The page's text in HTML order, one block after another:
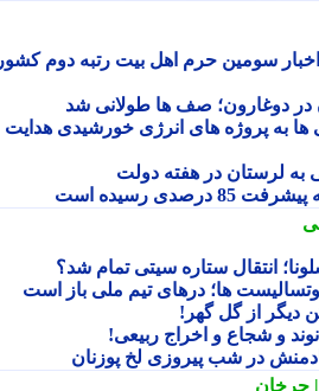
سومین حرم اهل بیت رتبه دوم کشور
پروژه های انرژی خورشیدی هدایت
در هفته دولت
است
انتقال ستاره سیتی تمام شد؟
ها؛ درهای تیم ملی باز است
از گل گهر!
و شجاع و اخراج ربیعی!
در شب پیروزی لخ پوزنان